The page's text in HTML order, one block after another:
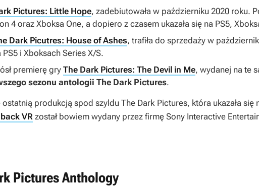
Pictures: Little Hope, zadebiutowała w październiku 2020 roku.
4 oraz Xboksa One, a dopiero z czasem ukazała się na PS5,
Dark Picutres: House of Ashes, trafiła do sprzedaży w
i Xboksach Series X/S.
premierę gry The Dark Pictures: The Devil in Me, wydanej na te
sezonu antologii The Dark Pictures.
ostatnią produkcją spod szylduThe Dark Pictures, która ukazała
VR został bowiem wydany przez firmę Sony Interactive
Pictures Anthology